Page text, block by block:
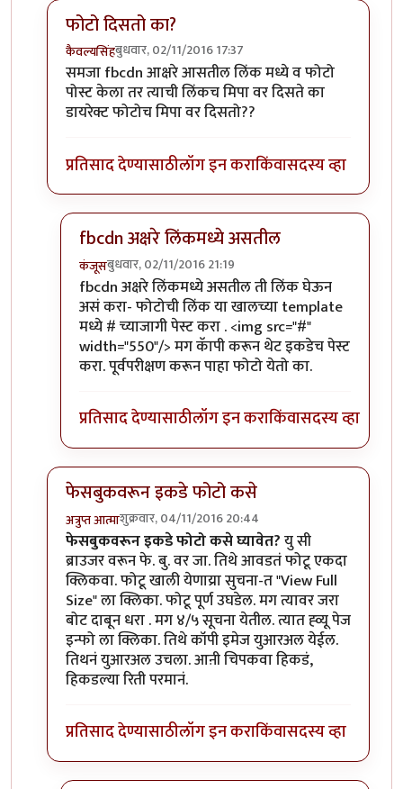
फोटो दिसतो का?
कैवल्यसिंहबुधवार, 02/11/2016 17:37
In reply to@KaivalyaDj, फेसबुकवरून इकडेby
समजा fbcdn आक्षरे आसतील लिंक मध्ये व फोटो
पोस्ट केला तर त्याची लिंकच मिपा वर दिसते का
डायरेक्ट फोटोच मिपा वर दिसतो??
प्रतिसाद देण्यासाठीलॉग इन कराकिंवासदस्य व्हा
fbcdn अक्षरे लिंकमध्ये असतील
कंजूसबुधवार, 02/11/2016 21:19
In reply toफोटो दिसतो का?byकैवल्यसिंह
fbcdn अक्षरे लिंकमध्ये असतील ती लिंक घेऊन
असं करा- फोटोची लिंक या खालच्या template
मध्ये # च्याजागी पेस्ट करा . <img src="#"
width="550"/> मग कॅापी करून थेट इकडेच पेस्ट
करा. पूर्वपरीक्षण करून पाहा फोटो येतो का.
प्रतिसाद देण्यासाठीलॉग इन कराकिंवासदस्य व्हा
फेसबुकवरून इकडे फोटो कसे
अत्रुप्त आत्माशुक्रवार, 04/11/2016 20:44
In reply to@KaivalyaDj, फेसबुकवरून इकडे
फेसबुकवरून इकडे फोटो कसे घ्यावेत?यु सी
ब्राउजर वरून फे. बु. वर जा. तिथे आवडतं फोटू एकदा
क्लिकवा. फोटू खाली येणाय्रा सुचना-त "View Full
Size" ला क्लिका. फोटू पूर्ण उघडेल. मग त्यावर जरा
बोट दाबून धरा . मग ४/५ सूचना येतील. त्यात ह्व्यू पेज
इन्फो ला क्लिका. तिथे कॉपी इमेज युआरअल येईल.
तिथनं युआरअल उचला. आऩी चिपकवा हिकडं,
हिकडल्या रिती परमानं.
प्रतिसाद देण्यासाठीलॉग इन कराकिंवासदस्य व्हा